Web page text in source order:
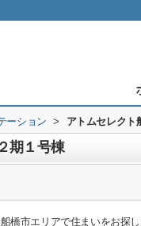
ーション > アトムセレクト
期１号棟
橋市エリアで住まいをお探